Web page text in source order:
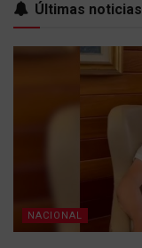
Últimas noticias
NACIONAL